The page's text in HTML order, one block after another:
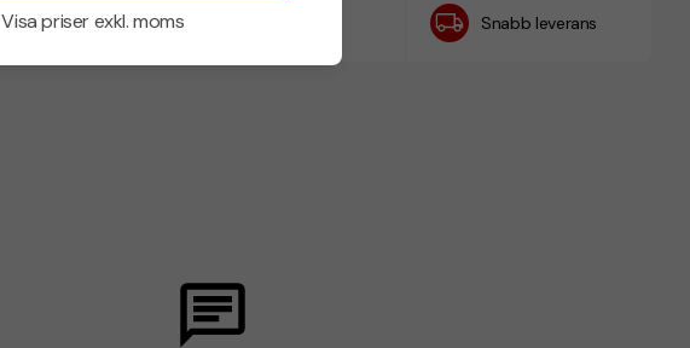
Visa priser exkl. moms Snabb leverans